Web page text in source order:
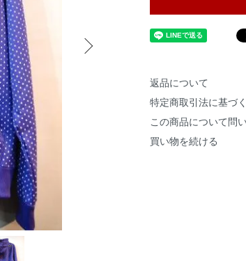
返品について
特定商取引法に基づ
この商品について問
買い物を続ける